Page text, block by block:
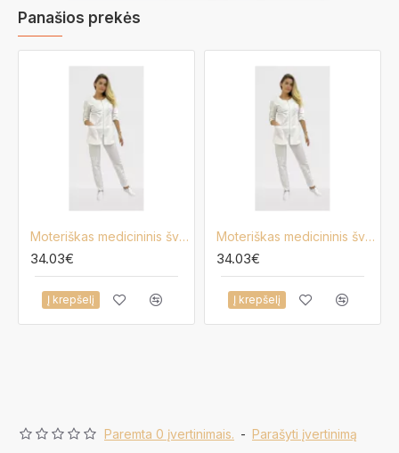
Panašios prekės
Moteriškas medicininis švarkelis Lija A-2-UZ-3/4
34.03€
Į krepšelį
Moteriškas medicininis švarkelis Lija A-2-UZ
34.03€
Į krepšelį
Paremta 0 įvertinimais. - Parašyti įvertinimą